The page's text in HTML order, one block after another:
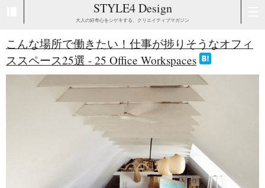
STYLE4 Design
大人の好奇心をシゲキする、クリエイティブマガジン
こんな場所で働きたい！仕事が捗りそうなオフィ
ススペース25選 - 25 Office Workspaces